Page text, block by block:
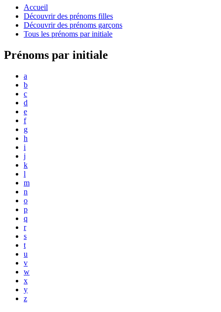
Accueil
Découvrir des prénoms filles
Découvrir des prénoms garçons
Tous les prénoms par initiale
Prénoms par initiale
a
b
c
d
e
f
g
h
i
j
k
l
m
n
o
p
q
r
s
t
u
v
w
x
y
z